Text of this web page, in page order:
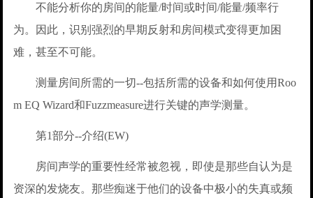
不能分析你的房间的能量/时间或时间/能量/频率行
为。因此，识别强烈的早期反射和房间模式变得更加困
难，甚至不可能。
测量房间所需的一切--包括所需的设备和如何使用Roo
m EQ Wizard和Fuzzmeasure进行关键的声学测量。
第1部分--介绍(EW)
房间声学的重要性经常被忽视，即使是那些自认为是
资深的发烧友。那些痴迷于他们的设备中极小的失真或频